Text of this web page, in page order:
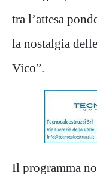
tra l’attesa
la nostalgia
Vico”.
Il programma